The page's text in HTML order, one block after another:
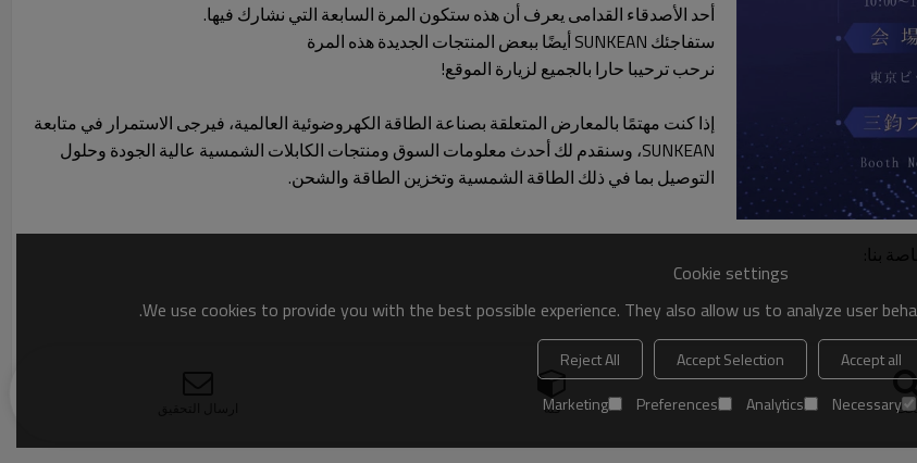
أحد الأصدقاء القدامى يعرف أن هذه ستكون المرة السابعة التي نشارك فيها.
ستفاجئك SUNKEAN أيضًا ببعض المنتجات الجديدة هذه المرة
نرحب ترحيبا حارا بالجميع لزيارة الموقع!
إذا كنت مهتمًا بالمعارض المتعلقة بصناعة الطاقة الكهروضوئية العالمية، فيرجى الاستمرار في متابعة
SUNKEAN، وسنقدم لك أحدث معلومات السوق ومنتجات الكابلات الشمسية عالية الجودة وحلول
التوصيل بما في ذلك الطاقة الشمسية وتخزين الطاقة والشحن.
بنا:
بحث فئة
Cookie settings
We use cookies to provide you with the best possible experience. They also allow us to analyze user
Accept all
Accept Selection
Reject All
Necessary
Analytics
Preferences
Marketing